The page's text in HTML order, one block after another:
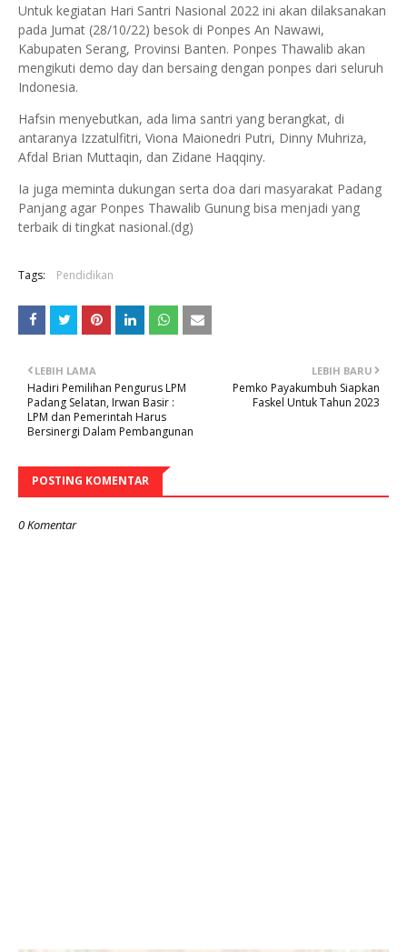
Untuk kegiatan Hari Santri Nasional 2022 ini akan dilaksanakan
pada Jumat (28/10/22) besok di Ponpes An Nawawi,
Kabupaten Serang, Provinsi Banten. Ponpes Thawalib akan
mengikuti demo day dan bersaing dengan ponpes dari seluruh
Indonesia.
Hafsin menyebutkan, ada lima santri yang berangkat, di
antaranya Izzatulfitri, Viona Maionedri Putri, Dinny Muhriza,
Afdal Brian Muttaqin, dan Zidane Haqqiny.
Ia juga meminta dukungan serta doa dari masyarakat Padang
Panjang agar Ponpes Thawalib Gunung bisa menjadi yang
terbaik di tingkat nasional.(dg)
Tags: Pendidikan
LEBIH BARU
Pemko Payakumbuh Siapkan
Faskel Untuk Tahun 2023
LEBIH LAMA
Hadiri Pemilihan Pengurus LPM
Padang Selatan, Irwan Basir :
LPM dan Pemerintah Harus
Bersinergi Dalam Pembangunan
POSTING KOMENTAR
0 Komentar